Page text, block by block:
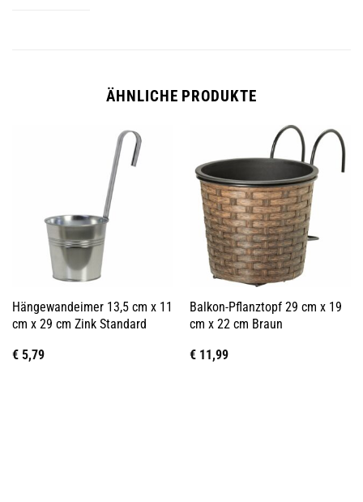
ÄHNLICHE PRODUKTE
Hängewandeimer 13,5 cm x 11
cm x 29 cm Zink Standard
€5,79
Balkon-Pflanztopf 29 cm x 19
cm x 22 cm Braun
€11,99